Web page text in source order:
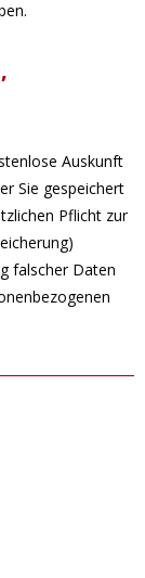
Auskunft
Sie gespeichert
Pflicht zur
falscher Daten